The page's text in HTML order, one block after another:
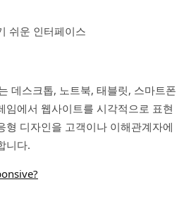
쉬운 인터페이스
데스크톱, 노트북, 태블릿, 스마트폰
임에서 웹사이트를 시각적으로 표현
형 디자인을 고객이나 이해관계자에
니다.